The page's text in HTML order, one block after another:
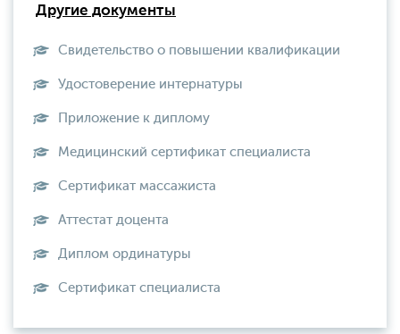
Другие документы
Свидетельство о повышении квалификации
Удостоверение интернатуры
Приложение к диплому
Медицинский сертификат специалиста
Сертификат массажиста
Аттестат доцента
Диплом ординатуры
Сертификат специалиста